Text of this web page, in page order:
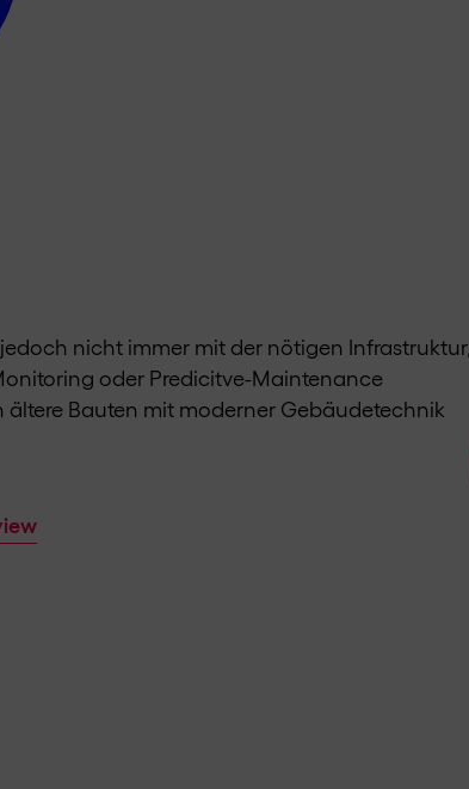
nicht immer mit der nötigen Infrastruktur,
oder Predicitve-Maintenance
Bauten mit moderner Gebäudetechnik